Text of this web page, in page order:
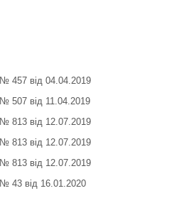
№ 457 від 04.04.2019
№ 507 від 11.04.2019
№ 813 від 12.07.2019
№ 813 від 12.07.2019
№ 813 від 12.07.2019
№ 43 від 16.01.2020